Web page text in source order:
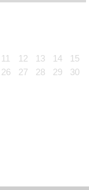
11 12 13 14
15
26 27 28 29
30